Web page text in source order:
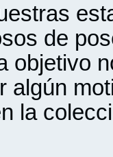
de
objetivo
algún
la